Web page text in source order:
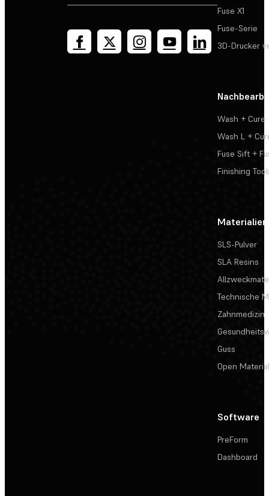
Fuse X1
Fuse-Serie
3D-Drucker
Wash + Cure
Wash L +
Fuse Sift +
Finishing
Materialien
SLS-Pulver
SLA Resins
Technische
Zahnmedizin
Guss
Open
Software
PreForm
Dashboard